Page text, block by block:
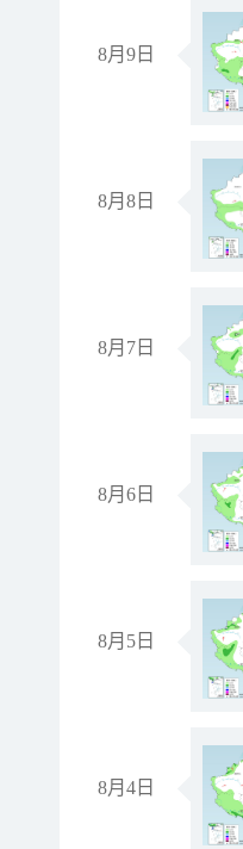
8月9日
8月8日
8月7日
8月6日
8月5日
8月4日